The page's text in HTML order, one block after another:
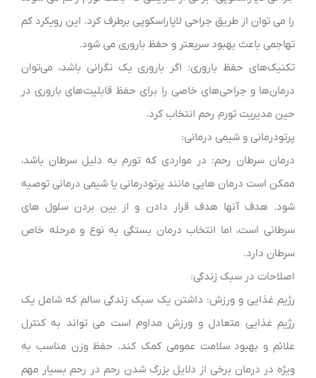
را می توان از طریق جراحی لاپاراسکوپی برطرف کرد. این رویکرد کم
تهاجمی باعث بهبود سریعتر و حفظ باروری می شود.
تکنیک‌های حفظ باروری: اگر باروری یک نگرانی باشد، می‌توان
درمان‌ها و جراحی‌های خاصی را برای حفظ قابلیت‌های باروری در
حین مدیریت تورم رحم انتخاب کرد.
پرتودرمانی و شیمی درمانی:
درمان سرطان رحم: در مواردی که تورم به دلیل سرطان باشد،
ممکن است درمان هایی مانند پرتودرمانی یا شیمی درمانی توصیه
شود. هدف آنها هدف قرار دادن و از بین بردن سلول های
سرطانی است، اما انتخاب درمان بستگی به نوع و مرحله خاص
سرطان دارد.
اصلاحات در سبک زندگی:
رژیم غذایی و ورزش: داشتن یک سبک زندگی سالم که شامل یک
رژیم غذایی متعادل و ورزش مداوم است می تواند به کنترل
علائم و بهبود سلامت عمومی کمک کند. حفظ وزن مناسب به
ویژه در درمان برخی از دلایل بزرگ شدن رحم در رحم بسیار مهم